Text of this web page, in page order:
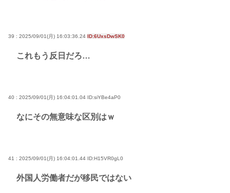
39 : 2025/09/01(月) 16:03:36.24 ID:6UxsDwSK0
これもう反日だろ…
40 : 2025/09/01(月) 16:04:01.04 ID:siYBe4aP0
なにその無意味な区別はｗ
41 : 2025/09/01(月) 16:04:01.44 ID:H15VR0gL0
外国人労働者だが移民ではない